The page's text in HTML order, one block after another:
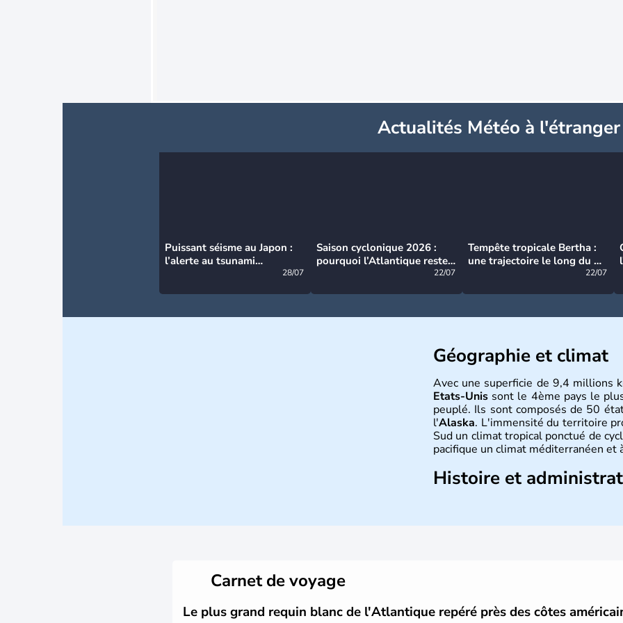
Actualités Météo à l'étranger
Puissant séisme au Japon :
l’alerte au tsunami
28/07
Saison cyclonique 2026 :
pourquoi l’Atlantique reste
22/07
Tempête tropicale Bertha :
une trajectoire le long du du
22/07
Géographie et climat
Avec une superficie de 9,4 millions
Etats-Unis sont le 4ème pays le
peuplé. Ils sont composés de 50
l'Alaska. L'immensité du territoire
Sud un climat tropical ponctué de
pacifique un climat méditerranéen
Histoire et
Carnet de voyage
Le plus grand requin blanc de l'Atlantique repéré près des côtes